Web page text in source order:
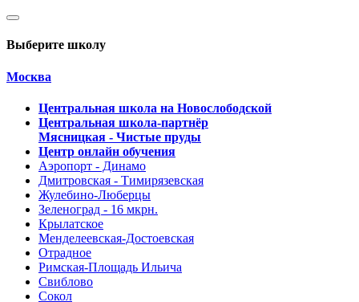
Выберите школу
Москва
Центральная школа на Новослободской
Центральная школа-партнёр
Мясницкая - Чистые пруды
Центр онлайн обучения
Аэропорт - Динамо
Дмитровская - Тимирязевская
Жулебино-Люберцы
Зеленоград - 16 мкрн.
Крылатское
Менделеевская-Достоевская
Отрадное
Римская-Площадь Ильича
Свиблово
Сокол